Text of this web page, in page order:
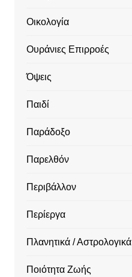
Οικολογία
Ουράνιες Επιρροές
Όψεις
Παιδί
Παράδοξο
Παρελθόν
Περιβάλλον
Περίεργα
Πλανητικά / Αστρολογικά
Ποιότητα Ζωής